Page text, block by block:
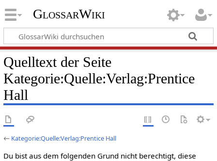
GlossarWiki
Quelltext der Seite
Kategorie:Quelle:Verlag:Prentice
Hall
← Kategorie:Quelle:Verlag:Prentice Hall
Du bist aus dem folgenden Grund nicht berechtigt, diese